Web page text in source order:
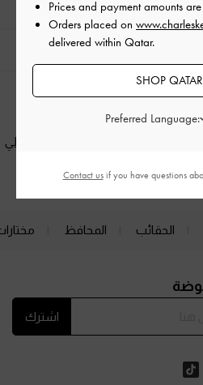
وكعب القطة
أحذية الكعب العالي
الحقائب المحافظ
اشترك
Prices and payment amounts
Orders placed on
delivered within Qatar.
SHOP
Preferred Language:
Contact usif you have questions